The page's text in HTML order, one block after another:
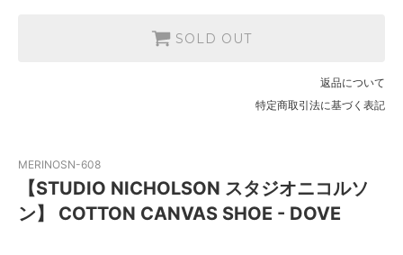
SOLD OUT
返品について
特定商取引法に基づく表記
MERINOSN-608
【STUDIO NICHOLSON スタジオニコルソ
ン】 COTTON CANVAS SHOE - DOVE